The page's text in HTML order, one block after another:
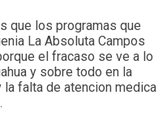
que los programas que
La Absoluta Campos
el fracaso se ve a lo
y sobre todo en la
la falta de atencion medica